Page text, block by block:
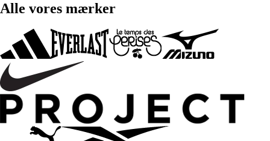
Alle vores mærker